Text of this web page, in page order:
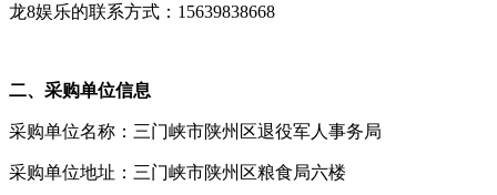
龙8娱乐的联系方式：15639838668
二、采购单位信息
采购单位名称：三门峡市陕州区退役军人事务局
采购单位地址：三门峡市陕州区粮食局六楼